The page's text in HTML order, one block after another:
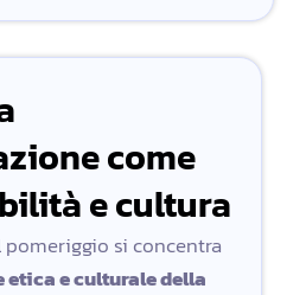
come
e cultura
pomeriggio si concentra
e culturale della